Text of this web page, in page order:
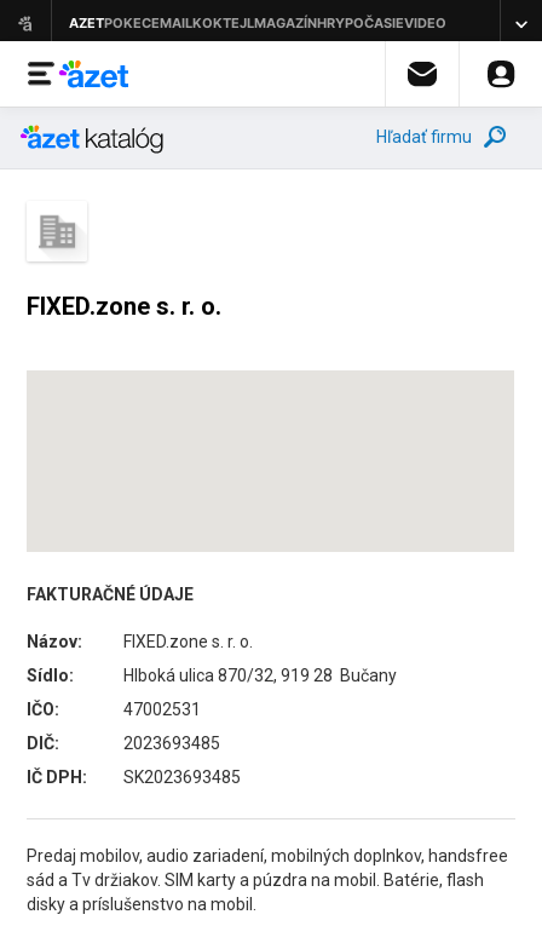
Hľadať firmu
FIXED.zone s. r. o.
FAKTURAČNÉ ÚDAJE
Názov:
FIXED.zone s. r. o.
Sídlo:
Hlboká ulica 870/32, 919 28 Bučany
IČO:
47002531
DIČ:
2023693485
IČ DPH:
SK2023693485
Predaj mobilov, audio zariadení, mobilných doplnkov, handsfree
sád a Tv držiakov. SIM karty a púzdra na mobil. Batérie, flash
disky a príslušenstvo na mobil.